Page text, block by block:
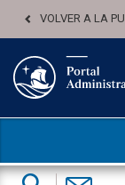
VOLVER A LA